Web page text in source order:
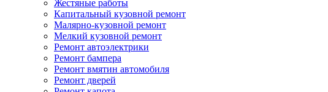
Жестяные работы
Капитальный кузовной ремонт
Малярно-кузовной ремонт
Мелкий кузовной ремонт
Ремонт автоэлектрики
Ремонт бампера
Ремонт вмятин автомобиля
Ремонт дверей